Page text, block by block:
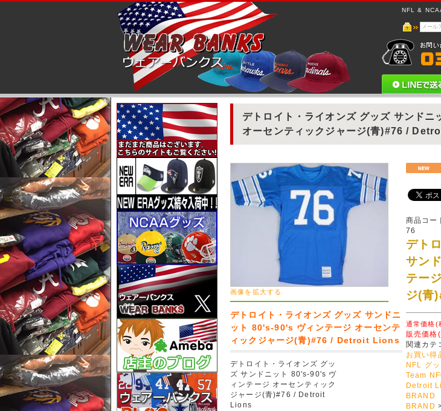
NFL &
デトロイト・ライオンズ グッズ サンド
オーセンティックジャージ(青)#76 /
画像を拡大する
デトロイト・ライオンズ グッズ サンドニ
ット 80's-90's ヴィンテージ オーセンテ
ィックジャージ(青)#76 / Detroit Lions
デトロイト・ライオンズ グッ
ズ サンドニット 80's-90's ヴ
ィンテージ オーセンティック
ジャージ(青)#76 / Detroit
Lions
商品コー
76
デト
サン
テー
ジ(
通常価格(
販売価格
関連カテ
お買い得
NFL グ
Team
Detroit
BRAND
BRAND